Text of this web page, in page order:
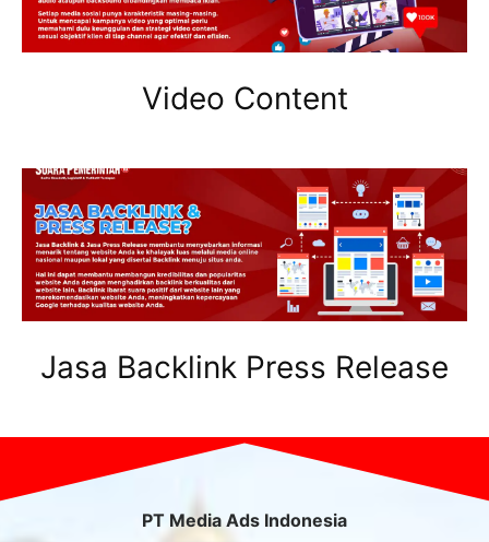
Video Content
Jasa Backlink Press Release
PT Media Ads Indonesia